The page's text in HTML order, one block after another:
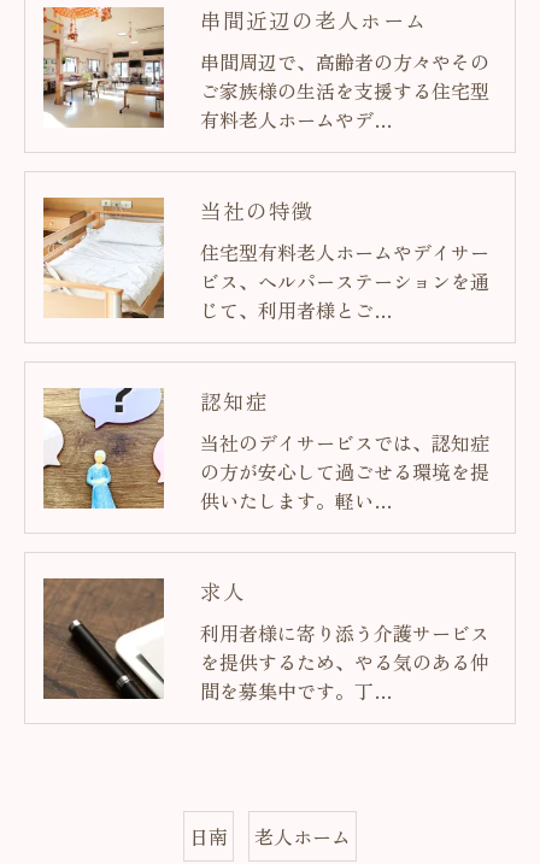
串間近辺の老人ホーム
串間周辺で、高齢者の方々やその
ご家族様の生活を支援する住宅型
有料老人ホームやデ…
当社の特徴
住宅型有料老人ホームやデイサー
ビス、ヘルパーステーションを通
じて、利用者様とご…
認知症
当社のデイサービスでは、認知症
の方が安心して過ごせる環境を提
供いたします。軽い…
求人
利用者様に寄り添う介護サービス
を提供するため、やる気のある仲
間を募集中です。丁…
日南 老人ホーム